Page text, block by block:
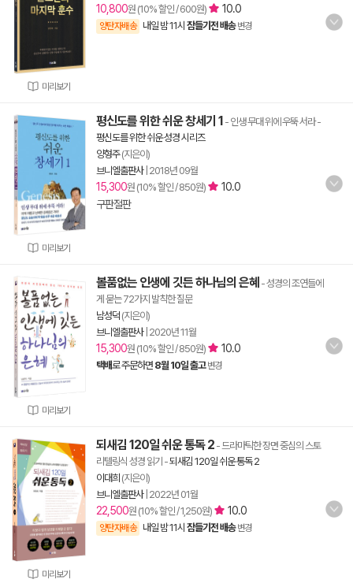
미리보기
10,800원 (10% 할인 / 600원) 10.0
양탄자배송 내일 밤 11시 잠들기전 배송 변경
미리보기
평신도를 위한 쉬운 창세기 1 - 인생 무대 위에 우뚝 서라-
평신도를 위한 쉬운 성경 시리즈
양형주(지은이)
브니엘출판사| 2018년 09월
15,300원 (10% 할인 / 850원)
10.0
구판절판
미리보기
볼품없는 인생에 깃든 하나님의 은혜 - 성경의 조연들에
게 묻는 72가지 발칙한 질문
남성덕 (지은이)
브니엘출판사| 2020년 11월
15,300원 (10% 할인 / 850원) 10.0
택배로 주문하면 8월 10일 출고 변경
미리보기
되새김 120일 쉬운 통독 2 - 드라마틱한 장면 중심의 스토
리텔링식 성경 읽기 -되새김 120일 쉬운 통독 2
이대희 (지은이)
브니엘출판사| 2022년 01월
22,500원 (10% 할인 / 1,250원) 10.0
양탄자배송 내일 밤 11시 잠들기전 배송 변경